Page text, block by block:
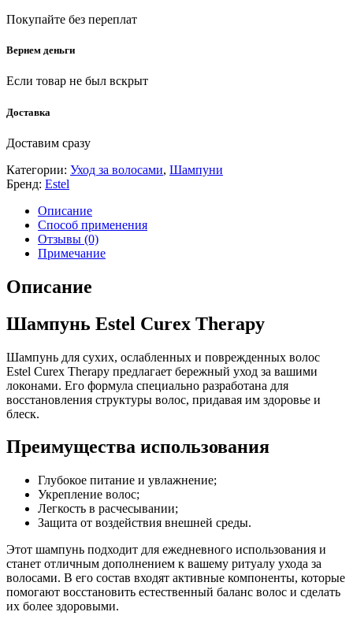
Покупайте без переплат
Вернем деньги
Если товар не был вскрыт
Доставка
Доставим сразу
Категории: Уход за волосами, Шампуни
Бренд: Estel
Описание
Способ применения
Отзывы (0)
Примечание
Описание
Шампунь Estel Curex Therapy
Шампунь для сухих, ослабленных и поврежденных волос
Estel Curex Therapy предлагает бережный уход за вашими
локонами. Его формула специально разработана для
восстановления структуры волос, придавая им здоровье и
блеск.
Преимущества использования
Глубокое питание и увлажнение;
Укрепление волос;
Легкость в расчесывании;
Защита от воздействия внешней среды.
Этот шампунь подходит для ежедневного использования и
станет отличным дополнением к вашему ритуалу ухода за
волосами. В его состав входят активные компоненты, которые
помогают восстановить естественный баланс волос и сделать
их более здоровыми.